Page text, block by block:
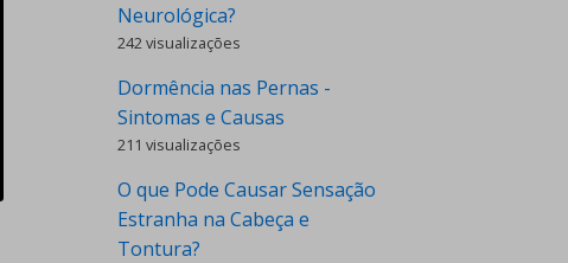
Neurológica?
242 visualizações
Dormência nas Pernas -
Sintomas e Causas
211 visualizações
O que Pode Causar Sensação
Estranha na Cabeça e
Tontura?